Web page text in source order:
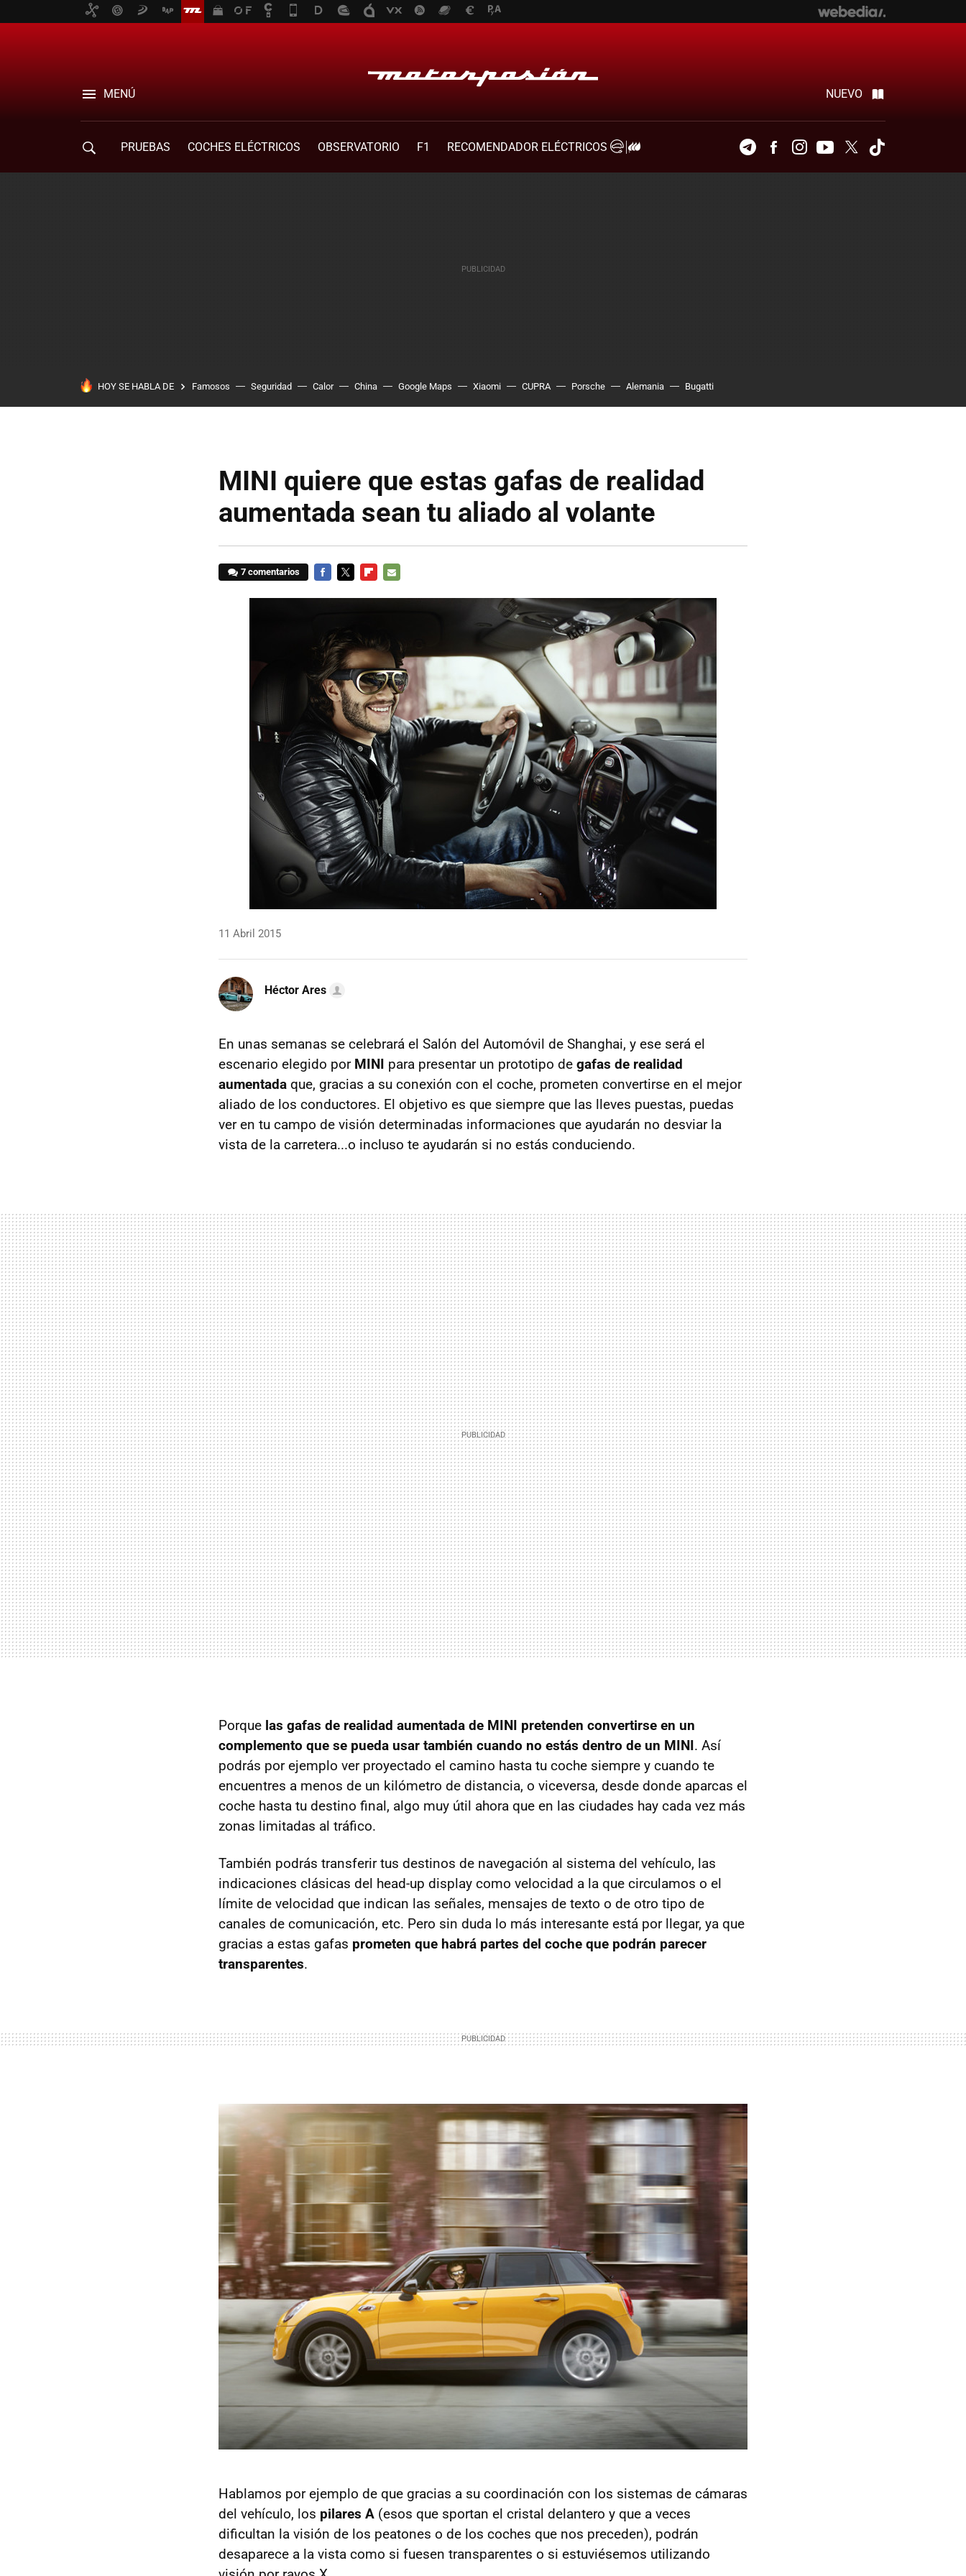
MENÚ NUEVO
PRUEBAS COCHES ELÉCTRICOS OBSERVATORIO F1
RECOMENDADOR ELÉCTRICOS
TelegramFacebookInstagramYoutubeTwitter
HOY SE HABLA DE Famosos Seguridad Calor China Google Maps Xiaomi CUPRA Porsche Alemania Bugatti
MINI quiere que estas gafas de realidad
aumentada sean tu aliado al volante
7 comentarios
11 Abril 2015
Héctor Ares
En unas semanas se celebrará el Salón del Automóvil de Shanghai, y ese será el
escenario elegido por MINI para presentar un prototipo de gafas de realidad
aumentada que, gracias a su conexión con el coche, prometen convertirse en el mejor
aliado de los conductores. El objetivo es que siempre que las lleves puestas, puedas
ver en tu campo de visión determinadas informaciones que ayudarán no desviar la
vista de la carretera...o incluso te ayudarán si no estás conduciendo.
Porque las gafas de realidad aumentada de MINI pretenden convertirse en un
complemento que se pueda usar también cuando no estás dentro de un MINI. Así
podrás por ejemplo ver proyectado el camino hasta tu coche siempre y cuando te
encuentres a menos de un kilómetro de distancia, o viceversa, desde donde aparcas el
coche hasta tu destino final, algo muy útil ahora que en las ciudades hay cada vez más
zonas limitadas al tráfico.
También podrás transferir tus destinos de navegación al sistema del vehículo, las
indicaciones clásicas del head-up display como velocidad a la que circulamos o el
límite de velocidad que indican las señales, mensajes de texto o de otro tipo de
canales de comunicación, etc. Pero sin duda lo más interesante está por llegar, ya que
gracias a estas gafas prometen que habrá partes del coche que podrán parecer
transparentes.
Hablamos por ejemplo de que gracias a su coordinación con los sistemas de cámaras
del vehículo, los pilares A (esos que sportan el cristal delantero y que a veces
dificultan la visión de los peatones o de los coches que nos preceden), podrán
desaparece a la vista como si fuesen transparentes o si estuviésemos utilizando